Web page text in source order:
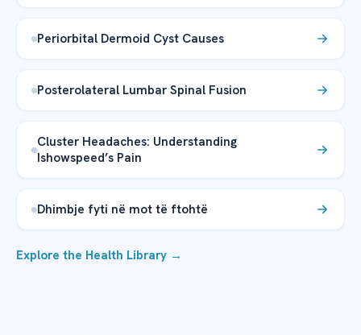
Periorbital Dermoid Cyst Causes
Posterolateral Lumbar Spinal Fusion
Cluster Headaches: Understanding
Ishowspeed’s Pain
Dhimbje fyti në mot të ftohtë
Explore the Health Library →